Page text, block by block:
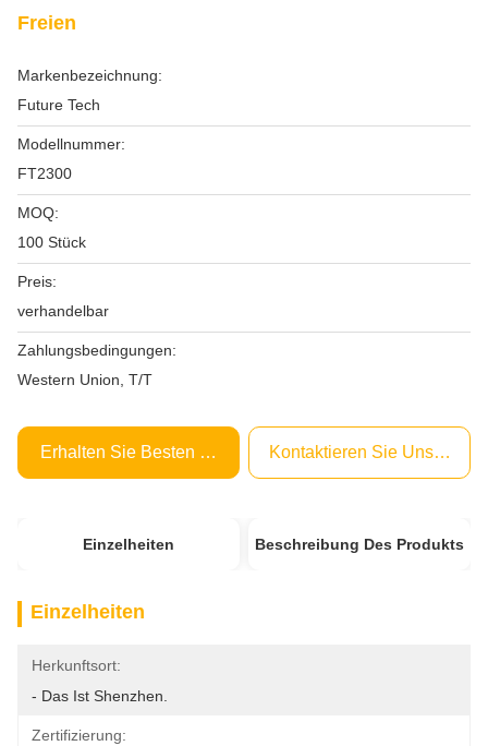
Freien
Markenbezeichnung:
Future Tech
Modellnummer:
FT2300
MOQ:
100 Stück
Preis:
verhandelbar
Zahlungsbedingungen:
Western Union, T/T
Erhalten Sie Besten Preis Kontaktieren Sie Uns Jetzt
Einzelheiten Beschreibung Des Produkts
Einzelheiten
Herkunftsort:
- Das Ist Shenzhen.
Zertifizierung: